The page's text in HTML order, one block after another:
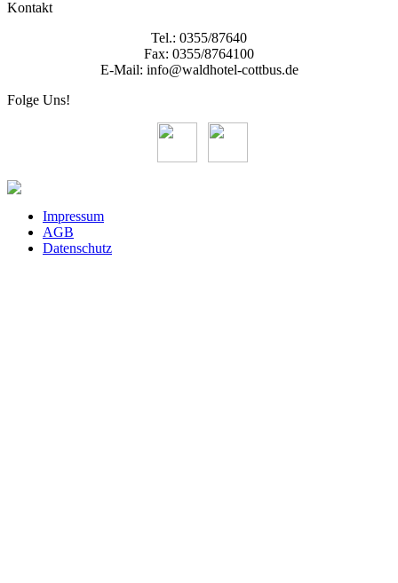
Kontakt
Tel.: 0355/87640
Fax: 0355/8764100
E-Mail: info@waldhotel-cottbus.de
Folge Uns!
Impressum
AGB
Datenschutz